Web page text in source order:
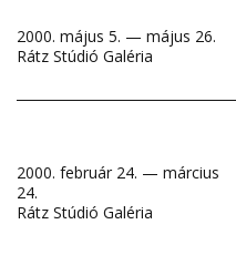
2000. május 5. — május 26.
Rátz Stúdió Galéria
2000. február 24. — március
24.
Rátz Stúdió Galéria